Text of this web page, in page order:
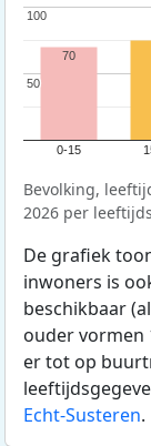
0-15
50
50
100
100
70
Bevolking,
2026 per
De grafiek
inwoners is
beschikbaar
ouder vormen
er tot op
Echt-Susteren.